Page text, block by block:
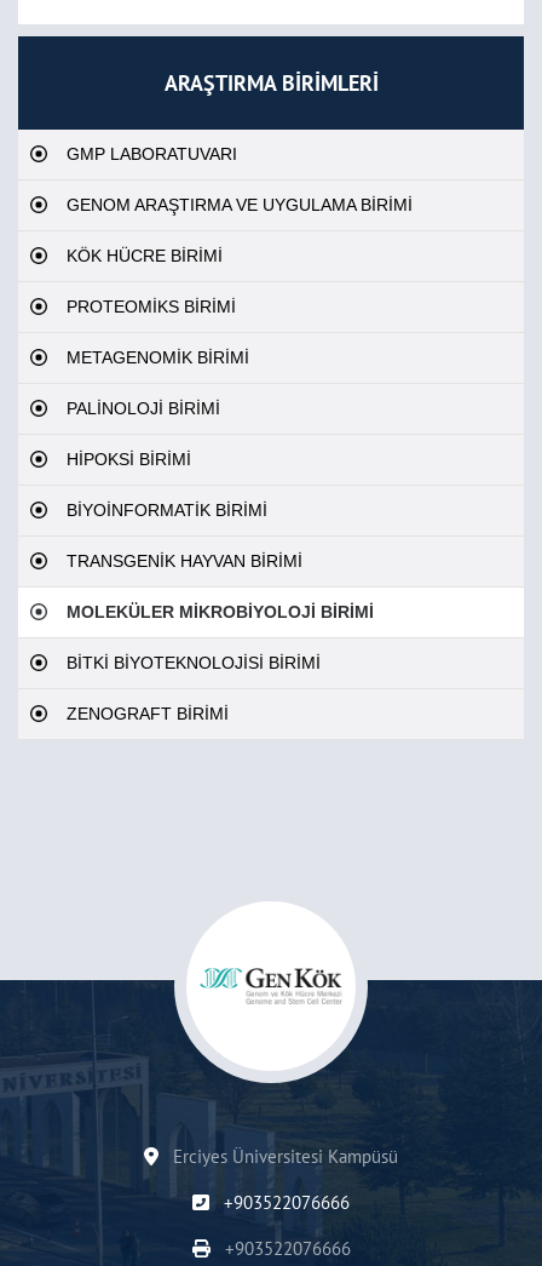
ARAŞTIRMA BİRİMLERİ
GMP LABORATUVARI
GENOM ARAŞTIRMA VE UYGULAMA BİRİMİ
KÖK HÜCRE BİRİMİ
PROTEOMİKS BİRİMİ
METAGENOMİK BİRİMİ
PALİNOLOJİ BİRİMİ
HİPOKSİ BİRİMİ
BİYOİNFORMATİK BİRİMİ
TRANSGENİK HAYVAN BİRİMİ
MOLEKÜLER MİKROBİYOLOJİ BİRİMİ
BİTKİ BİYOTEKNOLOJİSİ BİRİMİ
ZENOGRAFT BİRİMİ
Erciyes Üniversitesi Kampüsü
+903522076666
+903522076666